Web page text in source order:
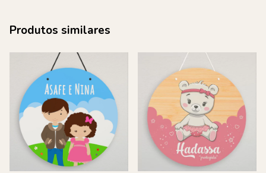
Produtos similares